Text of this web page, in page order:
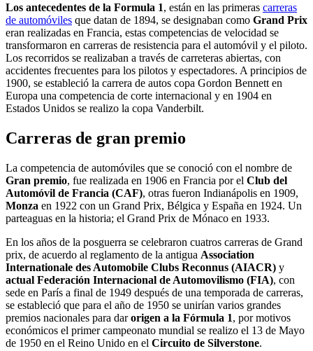
Los antecedentes de la Formula 1, están en las primeras carreras
de automóviles que datan de 1894, se designaban como Grand Prix
eran realizadas en Francia, estas competencias de velocidad se
transformaron en carreras de resistencia para el automóvil y el piloto.
Los recorridos se realizaban a través de carreteras abiertas, con
accidentes frecuentes para los pilotos y espectadores. A principios de
1900, se estableció la carrera de autos copa Gordon Bennett en
Europa una competencia de corte internacional y en 1904 en
Estados Unidos se realizo la copa Vanderbilt.
Carreras de gran premio
La competencia de automóviles que se conoció con el nombre de
Gran premio, fue realizada en 1906 en Francia por el Club del
Automóvil de Francia (CAF), otras fueron Indianápolis en 1909,
Monza en 1922 con un Grand Prix, Bélgica y España en 1924. Un
parteaguas en la historia; el Grand Prix de Mónaco en 1933.
En los años de la posguerra se celebraron cuatros carreras de Grand
prix, de acuerdo al reglamento de la antigua Association
Internationale des Automobile Clubs Reconnus (AIACR) y
actual Federación Internacional de Automovilismo (FIA), con
sede en París a final de 1949 después de una temporada de carreras,
se estableció que para el año de 1950 se unirían varios grandes
premios nacionales para darorigen a la Fórmula 1, por motivos
económicos el primer campeonato mundial se realizo el 13 de Mayo
de 1950 en el Reino Unido en el Circuito de Silverstone.